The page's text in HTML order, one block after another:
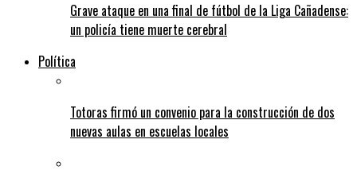
Grave ataque en una final de fútbol de la Liga Cañadense:
un policía tiene muerte cerebral
Política
Totoras firmó un convenio para la construcción de dos
nuevas aulas en escuelas locales